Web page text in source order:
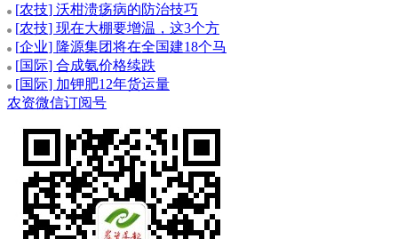
[农技] 沃柑溃疡病的防治技巧
[农技] 现在大棚要增温，这3个方
[企业] 隆源集团将在全国建18个马
[国际] 合成氨价格续跌
[国际] 加钾肥12年货运量
农资微信订阅号